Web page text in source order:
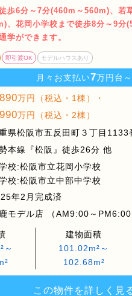
歩6分～7分(460m～560m)、若
、花岡小学校まで徒歩8分～9分
学ができます。
即引渡OK モデルハウスあり
月々お支払い7万円台～
万円（税込・1棟）・
万円（税込・2棟）
県松阪市五反田町３丁目
本線『松阪』徒歩26分 他
校:松阪市立花岡小学校
校:松阪市立中部中学校
年2月完成済
モデル店 （AM9:00～PM6:00
～
建物面積
101.02m²～
102.68m²
この物件を詳しく見